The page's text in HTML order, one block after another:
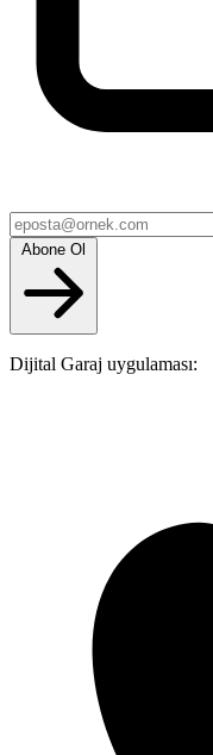
Abone Ol
Dijital Garaj uygulaması: